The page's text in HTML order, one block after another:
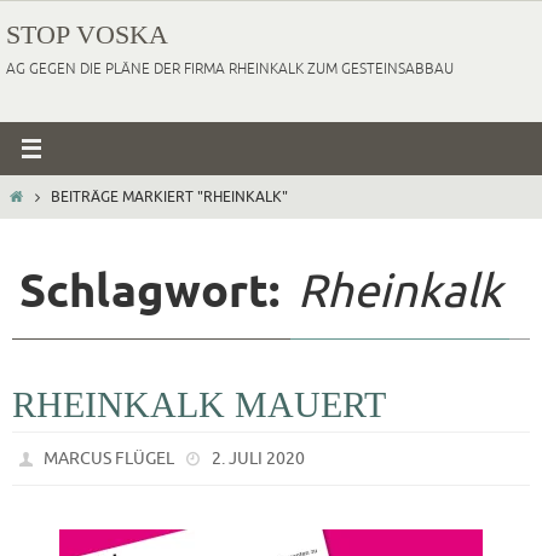
Inhalt
springen
STOP VOSKA
AG GEGEN DIE PLÄNE DER FIRMA RHEINKALK ZUM GESTEINSABBAU
HOMEBEITRÄGE MARKIERT "RHEINKALK"
Schlagwort: Rheinkalk
RHEINKALK MAUERT
MARCUS FLÜGEL 2. JULI 2020